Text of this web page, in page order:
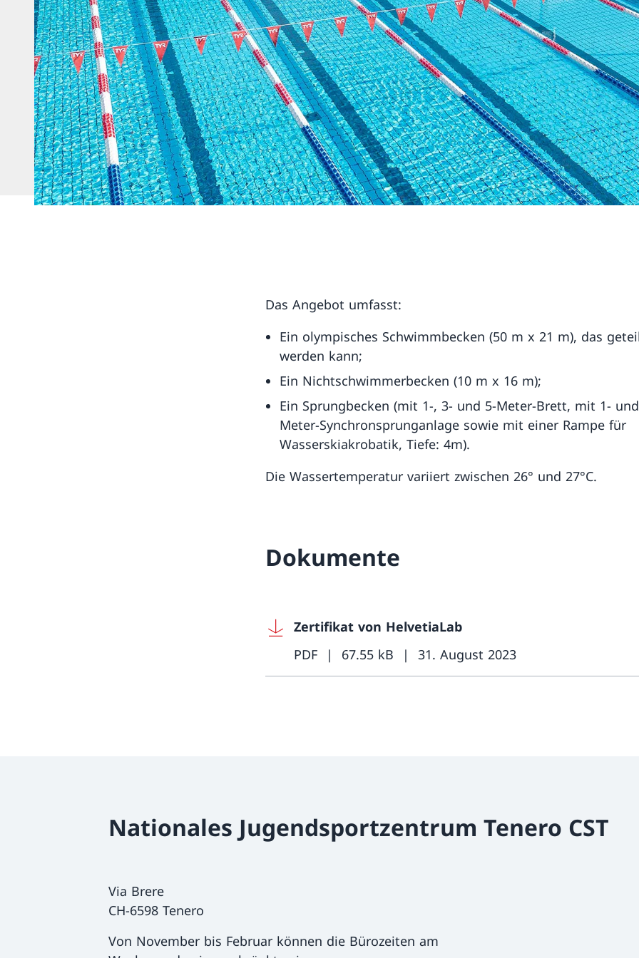
Das Angebot umfasst:
Ein olympisches Schwimmbecken (50 m x 21 m), das
werden kann;
Ein Nichtschwimmerbecken (10 m x 16 m);
Ein Sprungbecken (mit 1-, 3- und 5-Meter-Brett, mit 1-
Meter-Synchronsprunganlage sowie mit einer Rampe für
Wasserskiakrobatik, Tiefe: 4m).
Die Wassertemperatur variiert zwischen 26° und 27°C.
Dokumente
Zertifikat von HelvetiaLab
PDF
67.55 kB 31. August 2023
Nationales Jugendsportzentrum Tenero CST
Via Brere
CH-6598 Tenero
Von November bis Februar können die Bürozeiten am